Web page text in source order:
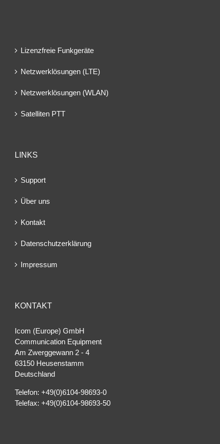
Lizenzfreie Funkgeräte
Netzwerklösungen (LTE)
Netzwerklösungen (WLAN)
Satelliten PTT
LINKS
Support
Über uns
Kontakt
Datenschutzerklärung
Impressum
KONTAKT
Icom (Europe) GmbH
Communication Equipment
Am Zwerggewann 2 ‐ 4
63150 Heusenstamm
Deutschland
Telefon: +49(0)6104-98693-0
Telefax: +49(0)6104-98693-50